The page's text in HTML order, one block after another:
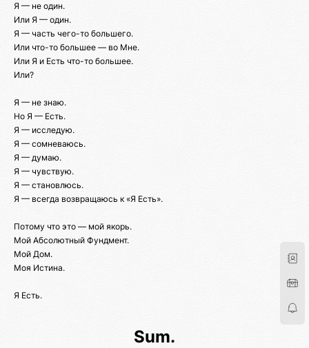
Я — не один.
Или Я — один.
Я — часть чего-то большего.
Или что-то большее — во Мне.
Или Я и Есть что-то большее.
Или?
Я — не знаю.
Но Я — Есть.
Я — исследую.
Я — сомневаюсь.
Я — думаю.
Я — чувствую.
Я — становлюсь.
Я — всегда возвращаюсь к «Я Есть».
Потому что это — мой якорь.
Мой Абсолютный Фундмент.
Мой Дом.
Моя Истина.
Я Есть.
Sum.